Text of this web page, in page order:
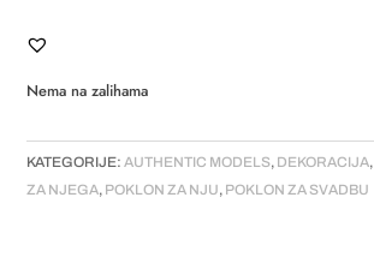
Nema na zalihama
KATEGORIJE:AUTHENTIC MODELS, DEKORACIJA,
ZA NJEGA, POKLON ZA NJU, POKLON ZA SVADBU